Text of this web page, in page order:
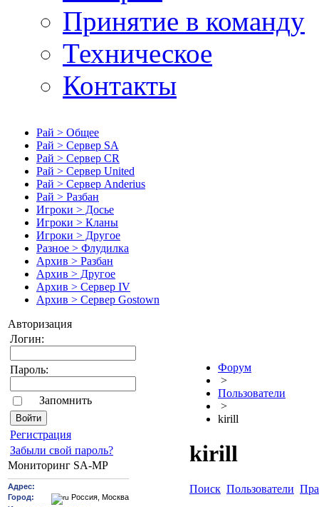
Принятие в команду
Техническое
Контакты
Рай > Общее
Рай > Сервер SA
Рай > Сервер CR
Рай > Сервер United
Рай > Сервер Anderius
Рай > Разбан
Игроки > Досье
Игроки > Кланы
Игроки > Другое
Разное > Флудилка
Архив > Разбан
Архив > Другое
Архив > Сервер IV
Архив > Сервер Gostown
Авторизация
Логин:
Пароль:
Запомнить
Pегиcтрaция
Забыли свой пароль?
Мониторинг SA-MP
Форум
>
Пользователи
>
kirill
kirill
Поиск Пользователи